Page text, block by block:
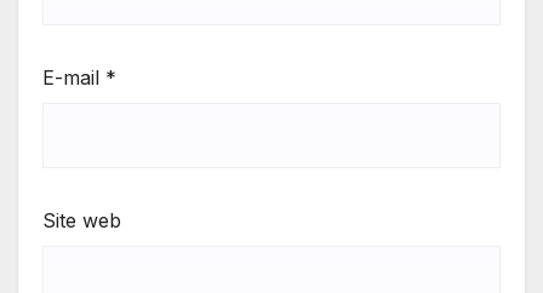
E-mail *
Site web